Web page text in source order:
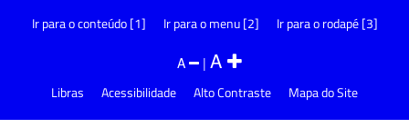
Ir para o conteúdo [1] Ir para o menu [2] Ir para o rodapé [3]
A |A
Libras Acessibilidade Alto Contraste Mapa do Site